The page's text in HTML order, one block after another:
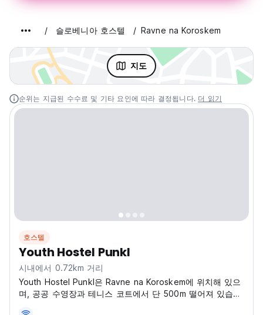
슬로베니아 호스텔 Ravne na Koroskem
지도
순위는 지급된 수수료 및 기타 요인에 따라 결정됩니다. 더 읽기
호스텔
Youth Hostel Punkl
시내에서 0.72km 거리
Youth Hostel Punkl은 Ravne na Koroskem에 위치해 있으
며, 공공 수영장과 테니스 코트에서 단 500m 떨어져 있습니